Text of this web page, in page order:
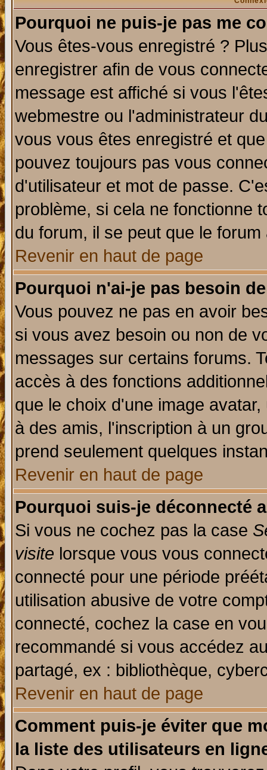
Pourquoi ne puis-je pas me
Vous êtes-vous enregistré ?
enregistrer afin de vous
message est affiché si vous
webmestre ou l'administrateur
vous vous êtes enregistré et
pouvez toujours pas vous
d'utilisateur et mot de passe.
problème, si cela ne fonctionne
du forum, il se peut que le
Revenir en haut de page
Pourquoi n'ai-je pas besoin
Vous pouvez ne pas en avoir
si vous avez besoin ou non de
messages sur certains forums.
accès à des fonctions
que le choix d'une image
à des amis, l'inscription à un
prend seulement quelques
Revenir en haut de page
Pourquoi suis-je déconnecté
Si vous ne cochez pas la case
visite lorsque vous vous
connecté pour une période
utilisation abusive de votre
connecté, cochez la case en
recommandé si vous accédez
partagé, ex : bibliothèque,
Revenir en haut de page
Comment puis-je éviter que
la liste des utilisateurs en